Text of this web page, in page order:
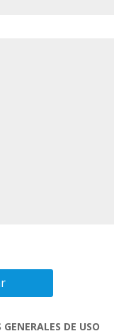
DE USO